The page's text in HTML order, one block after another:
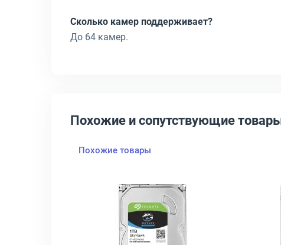
Сколько камер поддерживает?
До 64 камер.
Похожие и сопутствующие
Похожие товары
SAS NL 2.5" 1 ТБ, ST1000NX0333
товар: Диск HDD Seagate Exos 10E2400 512n SAS 2.5" 600 ГБ,
Открыть товар: Диск HDD